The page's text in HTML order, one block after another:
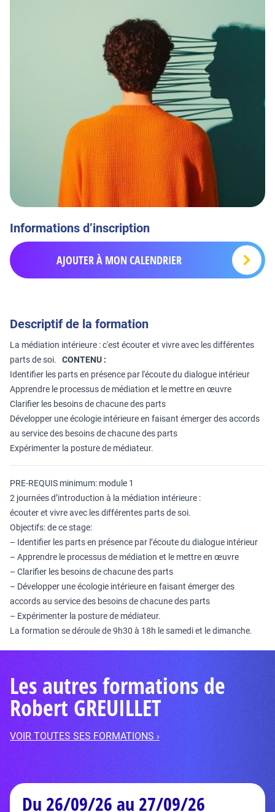
Informations d’inscription
AJOUTER À MON CALENDRIER
Descriptif de la formation
La médiation intérieure : c'est écouter et vivre avec les différentes
parts de soi. CONTENU :
Identifier les parts en présence par l'écoute du dialogue intérieur
Apprendre le processus de médiation et le mettre en œuvre
Clarifier les besoins de chacune des parts
Développer une écologie intérieure en faisant émerger des accords
au service des besoins de chacune des parts
Expérimenter la posture de médiateur.
PRE-REQUIS minimum: module 1
2 journées d’introduction à la médiation intérieure :
écouter et vivre avec les différentes parts de soi.
Objectifs: de ce stage:
– Identifier les parts en présence par l’écoute du dialogue intérieur
– Apprendre le processus de médiation et le mettre en œuvre
– Clarifier les besoins de chacune des parts
– Développer une écologie intérieure en faisant émerger des
accords au service des besoins de chacune des parts
– Expérimenter la posture de médiateur.
La formation se déroule de 9h30 à 18h le samedi et le dimanche.
Les autres formations de
Robert GREUILLET
VOIR TOUTES SES FORMATIONS ›
Du 26/09/26 au 27/09/26